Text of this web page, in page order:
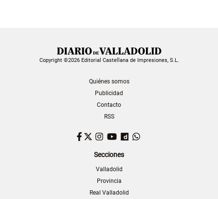
Copyright ©2026 Editorial Castellana de Impresiones, S.L.
Quiénes somos
Publicidad
Contacto
RSS
Facebook
TwitterInstagram
YouTubeDailymotion
Secciones
Valladolid
Provincia
Real Valladolid